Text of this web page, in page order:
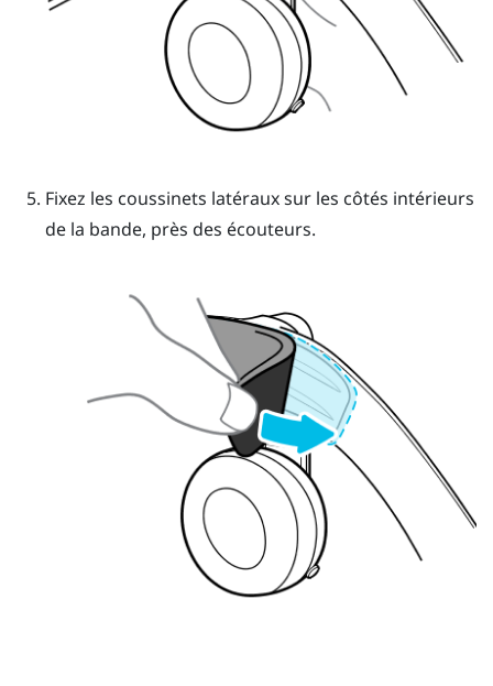
Fixez les coussinets latéraux sur les côtés intérieurs
de la bande, près des écouteurs.